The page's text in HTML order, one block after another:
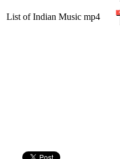
List of Indian Music mp4